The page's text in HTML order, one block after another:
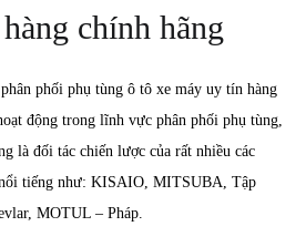
chính hãng
phối phụ tùng ô tô xe máy uy tín hàng
động trong lĩnh vực phân phối phụ tùng,
là đối tác chiến lược của rất nhiều các
tiếng như: KISAIO, MITSUBA, Tập
MOTUL – Pháp.